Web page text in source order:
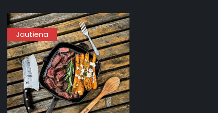
Jautiena